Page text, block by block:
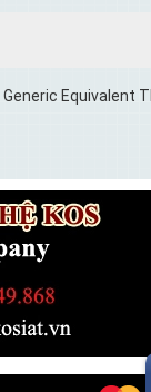
Equivalent